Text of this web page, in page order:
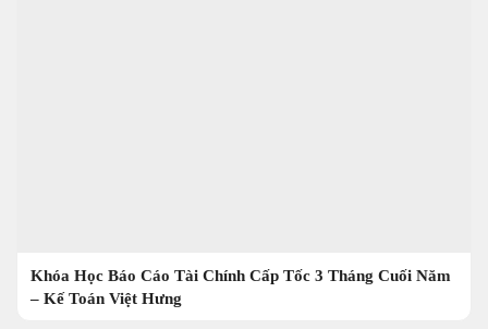
Khóa Học Báo Cáo Tài Chính Cấp Tốc 3 Tháng Cuối Năm
– Kế Toán Việt Hưng